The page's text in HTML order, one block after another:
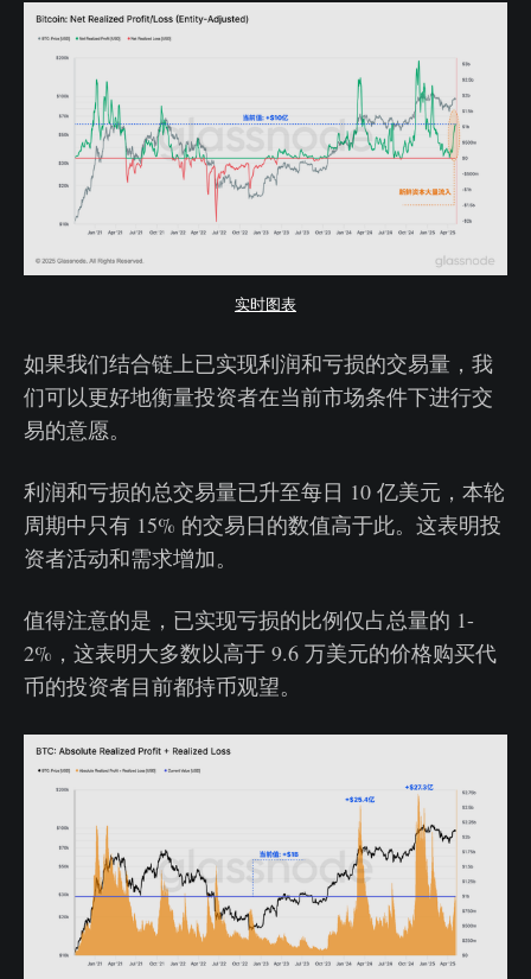
实时图表
如果我们结合链上已实现利润和亏损的交易量，我
们可以更好地衡量投资者在当前市场条件下进行交
易的意愿。
利润和亏损的总交易量已升至每日 10 亿美元，本轮
周期中只有 15% 的交易日的数值高于此。这表明投
资者活动和需求增加。
值得注意的是，已实现亏损的比例仅占总量的 1-
2%，这表明大多数以高于 9.6 万美元的价格购买代
币的投资者目前都持币观望。